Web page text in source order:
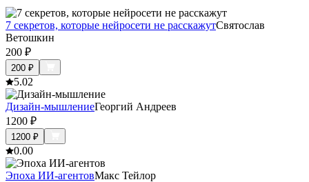
7 секретов, которые нейросети не расскажутСвятослав
Ветошкин
200 ₽
200 ₽
5.02
Дизайн-мышлениеГеоргий Андреев
1200 ₽
1200 ₽
0.00
Эпоха ИИ-агентовМакс Тейлор